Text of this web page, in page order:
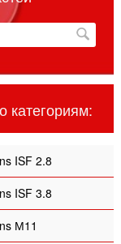
категориям:
ISF 2.8
ISF 3.8
М11